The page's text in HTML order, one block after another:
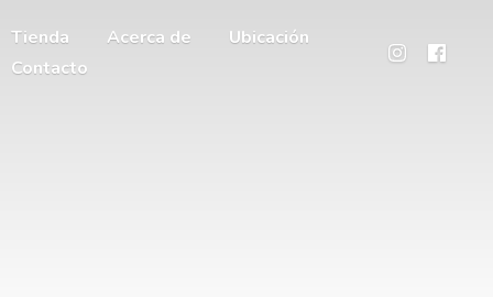
Tienda Acerca de
Ubicación
Contacto